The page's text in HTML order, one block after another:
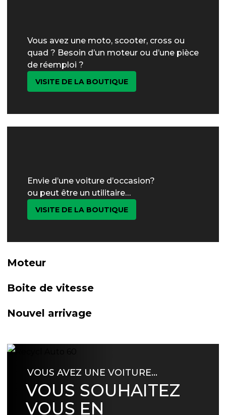
Vous avez une moto, scooter, cross ou
quad ? Besoin d’un moteur ou d’une pièce
de réemploi ?
VISITE DE LA BOUTIQUE
Envie d’une voiture d’occasion?
ou peut être un utilitaire…
VISITE DE LA BOUTIQUE
Moteur
Boite de vitesse
Nouvel arrivage
VOUS AVEZ UNE VOITURE…
VOUS SOUHAITEZ
VOUS EN